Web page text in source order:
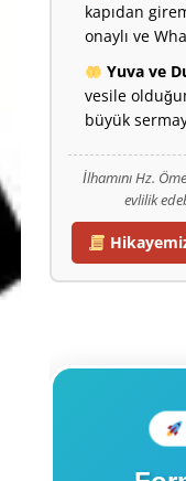
kapıdan
onaylı ve
Yuva ve
vesile
büyük
İlhamını Hz.
evlilik